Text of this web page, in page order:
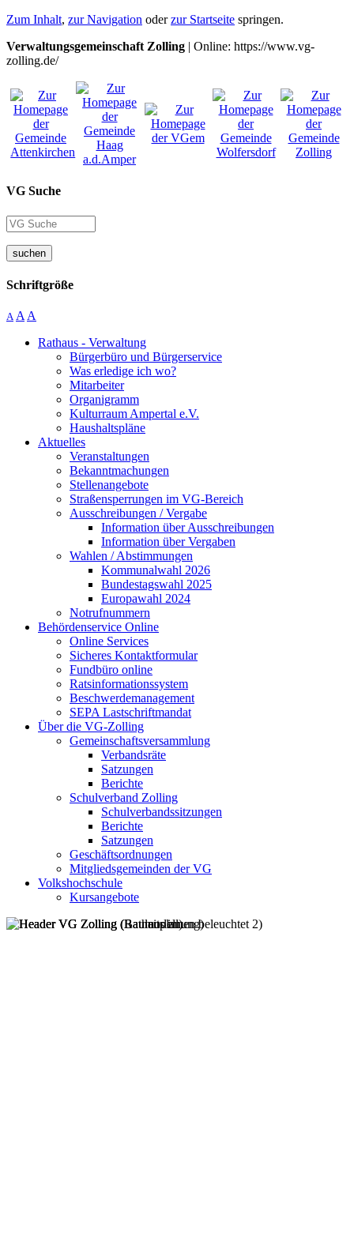
Zum Inhalt, zur Navigation oderzur Startseite springen.
Verwaltungsgemeinschaft Zolling | Online: https://www.vg-
zolling.de/
VG Suche
suchen
Schriftgröße
A A A
Rathaus - Verwaltung
Bürgerbüro und Bürgerservice
Was erledige ich wo?
Mitarbeiter
Organigramm
Kulturraum Ampertal e.V.
Haushaltspläne
Aktuelles
Veranstaltungen
Bekanntmachungen
Stellenangebote
Straßensperrungen im VG-Bereich
Ausschreibungen / Vergabe
Information über Ausschreibungen
Information über Vergaben
Wahlen / Abstimmungen
Kommunalwahl 2026
Bundestagswahl 2025
Europawahl 2024
Notrufnummern
Behördenservice Online
Online Services
Sicheres Kontaktformular
Fundbüro online
Ratsinformationssystem
Beschwerdemanagement
SEPA Lastschriftmandat
Über die VG-Zolling
Gemeinschaftsversammlung
Verbandsräte
Satzungen
Berichte
Schulverband Zolling
Schulverbandssitzungen
Berichte
Satzungen
Geschäftsordnungen
Mitgliedsgemeinden der VG
Volkshochschule
Kursangebote